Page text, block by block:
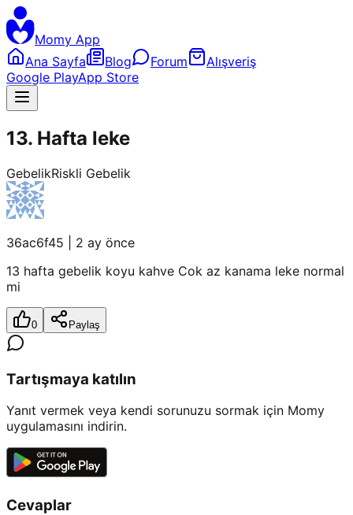
Momy App
Ana Sayfa
Blog Forum
Alışveriş
Google PlayApp Store
13. Hafta leke
GebelikRiskli Gebelik
36ac6f45
2 ay önce
13 hafta gebelik koyu kahve Cok az kanama leke normal
mi
0 Paylaş
Tartışmaya katılın
Yanıt vermek veya kendi sorunuzu sormak için Momy
uygulamasını indirin.
Cevaplar